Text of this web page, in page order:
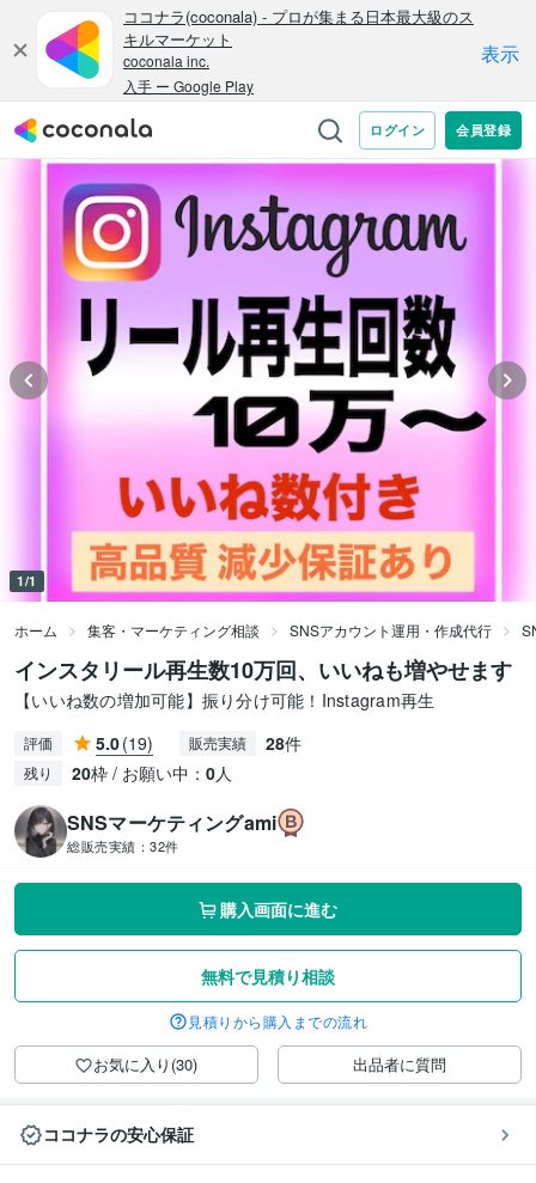
1/1
ホーム 集客・マーケティング相談 SNSアカウント運用・作成代行
インスタリール再生数10万回、いいねも増やせます
【いいね数の増加可能】振り分け可能！Instagram再生
評価 5.0(19) 販売実績 28件
残り 20枠 / お願い中： 0人
SNSマーケティングami
総販売実績： 32件
購入画面に進む
無料で見積り相談
見積りから購入までの流れ
お気に入り(30) 出品者に質問
ココナラの安心保証